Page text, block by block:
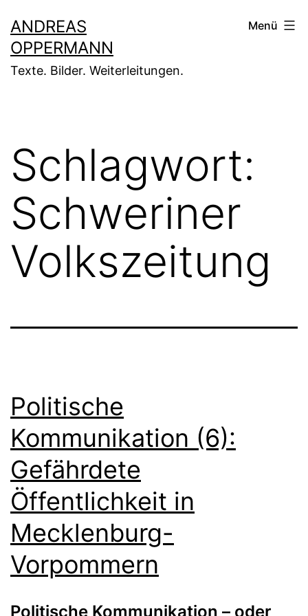
Inhalt
springen
ANDREAS
OPPERMANN
Texte. Bilder. Weiterleitungen.
Menü
Schlagwort:
Schweriner
Volkszeitung
Politische
Kommunikation (6):
Gefährdete
Öffentlichkeit in
Mecklenburg-
Vorpommern
Politische Kommunikation – oder